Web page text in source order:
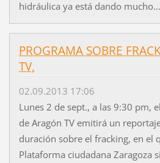
hidráulica ya está dando mucho...
PROGRAMA SOBRE
TV,
02.09.2013 17:06
Lunes 2 de sept., a las 9:30 pm,
de Aragón TV emitirá un
duración sobre el fracking, en el
Plataforma ciudadana Zaragoza